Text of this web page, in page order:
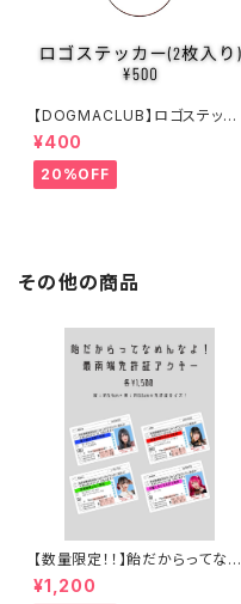
【DOGMACLUB】ロゴステッカ
ー(2枚入り)
¥400
20%OFF
その他の商品
【数量限定！！】飴だからってなめ
んなよ！最南端免許証アクキー
¥1,200